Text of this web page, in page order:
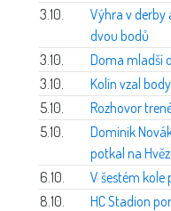
3.10.
Výhra v derby
dvou bodů
3.10.
Doma mladší
3.10.
Kolín vzal
5.10.
Rozhovor
5.10.
Dominik
potkal na
6.10.
V šestém kole
8.10.
HC Stadion